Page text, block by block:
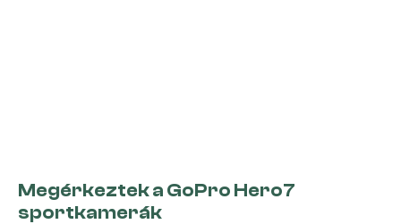
Megérkeztek a GoPro Hero7
sportkamerák